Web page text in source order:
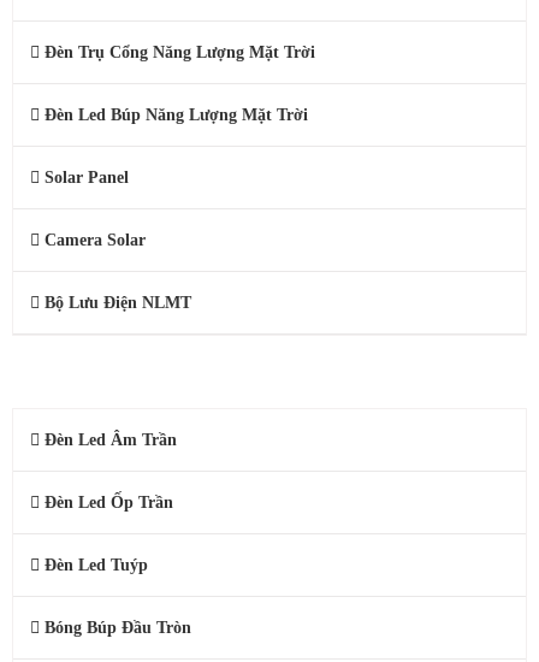
Đèn Trụ Cổng Năng Lượng Mặt Trời
Đèn Led Búp Năng Lượng Mặt Trời
Solar Panel
Camera Solar
Bộ Lưu Điện NLMT
Đèn Led Âm Trần
Đèn Led Ốp Trần
Đèn Led Tuýp
Bóng Búp Đầu Tròn